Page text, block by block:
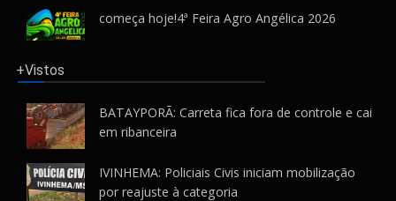
começa hoje!4ª Feira Agro Angélica 2026
+Vistos
BATAYPORÃ: Carreta fica fora de controle e cai
em ribanceira
IVINHEMA: Policiais Civis iniciam mobilização
por reajuste à categoria